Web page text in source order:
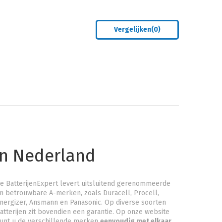
Vergelijken(0)
Nederland
BatterijenExpert levert uitsluitend gerenommeerde
betrouwbare A-merken, zoals Duracell, Procell,
Ansmann en Panasonic. Op diverse soorten
zit bovendien een garantie. Op onze website